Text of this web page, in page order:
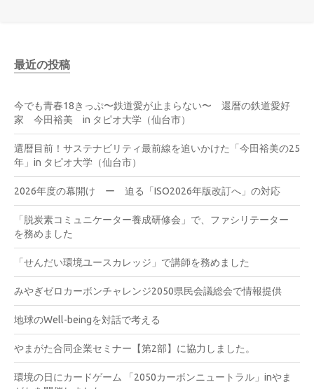
最近の投稿
今でも青春18きっぷ〜鉄道愛が止まらない〜 還暦の鉄道愛好
家 今田裕美 in タピオ大学（仙台市）
還暦目前！サステナビリティ最前線を追いかけた「今田裕美の25
年」in タピオ大学（仙台市）
2026年度の幕開け ー 迫る「ISO2026年版改訂へ」の対応
「脱炭素コミュニケーター養成研修会」で、ファシリテーター
を務めました
「せんだい環境ユースカレッジ」で講師を務めました
みやぎゼロカーボンチャレンジ2050県民会議総会で情報提供
地球のWell-beingを対話で考える
やまがた合同企業セミナー【第2部】に協力しました。
環境の日にカードゲーム 「2050カーボンニュートラル」inやま